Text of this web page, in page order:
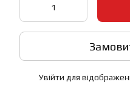
Увійти для